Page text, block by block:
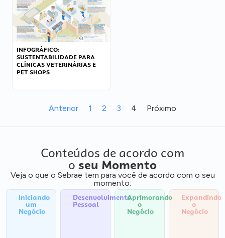
INFOGRÁFICO:
SUSTENTABILIDADE PARA
CLÍNICAS VETERINÁRIAS E
PET SHOPS
Anterior 1 2 3 4 Próximo
Conteúdos de acordo com
o seu Momento
Veja o que o Sebrae tem para você de acordo com o seu
momento:
Iniciando
um
Negócio
Desenvolvimento
Pessoal
Aprimorando
o
Negócio
Expandindo
o
Negócio